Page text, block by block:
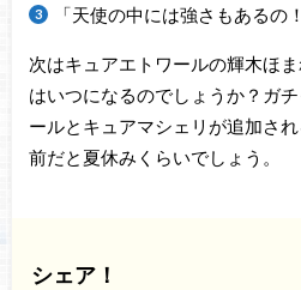
「天使の中には強さもあるの！
次はキュアエトワールの輝木ほ
はいつになるのでしょうか？ガ
ールとキュアマシェリが追加さ
前だと夏休みくらいでしょう。
シェア！